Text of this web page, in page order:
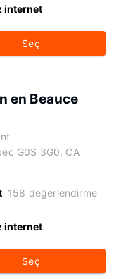
internet
Seç
en Beauce
G0S 3G0, CA
158 değerlendirme
internet
Seç